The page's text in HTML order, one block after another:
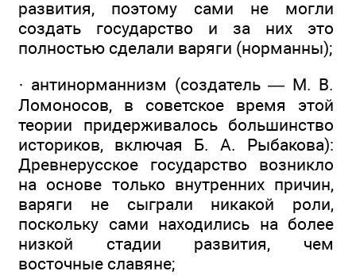
развития, поэтому сами не могли
создать государство и за них это
полностью сделали варяги (норманны);
· антинорманнизм (создатель — М. В.
Ломоносов, в советское время этой
теории придерживалось большинство
историков, включая Б. А. Рыбакова):
Древнерусское государство возникло
на основе только внутренних причин,
варяги не сыграли никакой роли,
поскольку сами находились на более
низкой стадии развития, чем
восточные славяне;